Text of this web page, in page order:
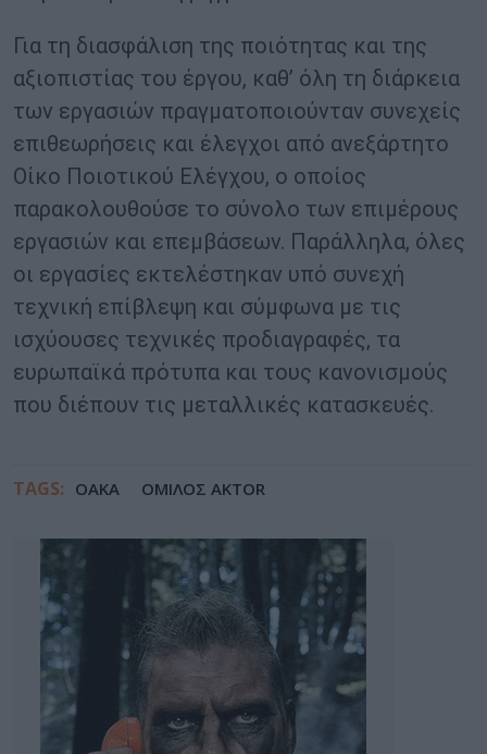
Για τη διασφάλιση της ποιότητας και της
αξιοπιστίας του έργου, καθ’ όλη τη διάρκεια
των εργασιών πραγματοποιούνταν συνεχείς
επιθεωρήσεις και έλεγχοι από ανεξάρτητο
Οίκο Ποιοτικού Ελέγχου, ο οποίος
παρακολουθούσε το σύνολο των επιμέρους
εργασιών και επεμβάσεων. Παράλληλα, όλες
οι εργασίες εκτελέστηκαν υπό συνεχή
τεχνική επίβλεψη και σύμφωνα με τις
ισχύουσες τεχνικές προδιαγραφές, τα
ευρωπαϊκά πρότυπα και τους κανονισμούς
που διέπουν τις μεταλλικές κατασκευές.
TAGS: ΟΑΚΑ ΟΜΙΛΟΣ AKTOR